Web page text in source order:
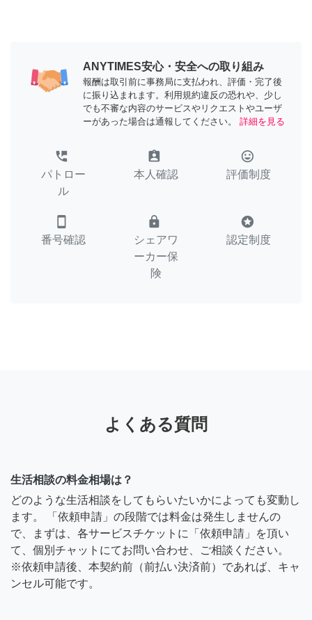
ANYTIMES安心・安全への取り組み
報酬は取引前に事務局に支払われ、評価・完了後
に振り込まれます。利用規約違反の恐れや、少し
でも不審な内容のサービスやリクエストやユーザ
ーがあった場合は通報してください。
詳細を見る
perm_phone_msg
パトロー
ル
assignment_ind
本人確認
tag_faces
評価制度
smartphone
番号確認
lock
シェアワ
ーカー保
険
stars
認定制度
よくある質問
生活相談の料金相場は？
どのような生活相談をしてもらいたいかによっても変動し
ます。 「依頼申請」の段階では料金は発生しませんの
で、まずは、各サービスチケットに「依頼申請」を頂い
て、個別チャットにてお問い合わせ、ご相談ください。
※依頼申請後、本契約前（前払い決済前）であれば、キャ
ンセル可能です。